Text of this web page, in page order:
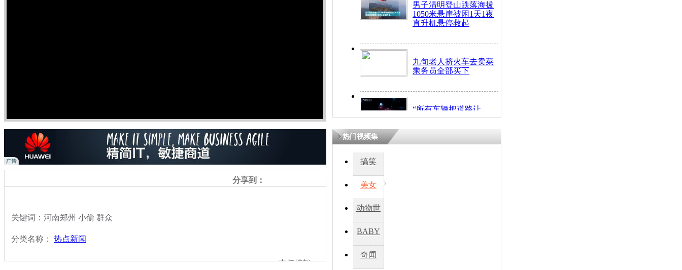
男子清明登山跌落海拔
1050米悬崖被困1天1夜
直升机悬停救起
九旬老人挤火车去卖菜
乘务员全部买下
“所有车辆把道路让
开！”儿童突发疾病交
分享到：
关键词：河南郑州 小偷 群众
分类名称： 热点新闻
责任编辑：
热门视频集
搞笑
美女
动物世
BABY
秀
奇闻